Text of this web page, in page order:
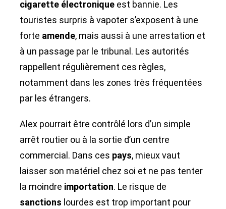
cigarette électronique est bannie. Les
touristes surpris à vapoter s’exposent à une
forte amende, mais aussi à une arrestation et
à un passage par le tribunal. Les autorités
rappellent régulièrement ces règles,
notamment dans les zones très fréquentées
par les étrangers.
Alex pourrait être contrôlé lors d’un simple
arrêt routier ou à la sortie d’un centre
commercial. Dans ces pays, mieux vaut
laisser son matériel chez soi et ne pas tenter
la moindre importation. Le risque de
sanctions lourdes est trop important pour